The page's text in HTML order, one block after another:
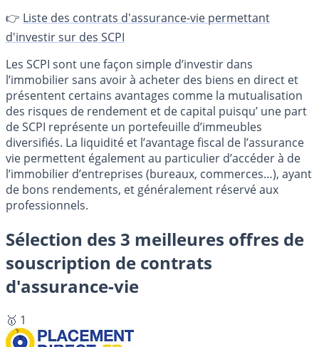
👉 Liste des contrats d'assurance-vie permettant
d'investir sur des SCPI
Les SCPI sont une façon simple d’investir dans
l’immobilier sans avoir à acheter des biens en direct et
présentent certains avantages comme la mutualisation
des risques de rendement et de capital puisqu’ une part
de SCPI représente un portefeuille d’immeubles
diversifiés. La liquidité et l’avantage fiscal de l’assurance
vie permettent également au particulier d’accéder à de
l’immobilier d’entreprises (bureaux, commerces…), ayant
de bons rendements, et généralement réservé aux
professionnels.
Sélection des 3 meilleures offres de
souscription de contrats
d'assurance-vie
🥇 1